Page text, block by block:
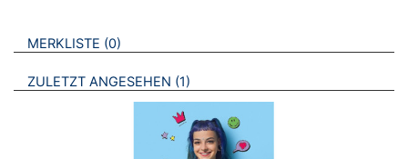
VERWEISE AUF VERMERKTE- ODER ZULETZT ANGESEHENE
MERKLISTE 0 BROSCHÜREN
ZULETZT ANGESEHEN 1 BROSCHÜREN